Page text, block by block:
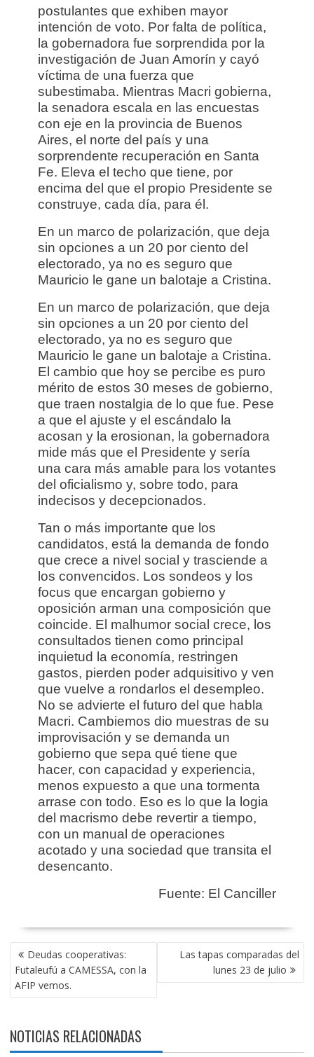
postulantes que exhiben mayor
intención de voto. Por falta de política,
la gobernadora fue sorprendida por la
investigación de Juan Amorín y cayó
víctima de una fuerza que
subestimaba. Mientras Macri gobierna,
la senadora escala en las encuestas
con eje en la provincia de Buenos
Aires, el norte del país y una
sorprendente recuperación en Santa
Fe. Eleva el techo que tiene, por
encima del que el propio Presidente se
construye, cada día, para él.
En un marco de polarización, que deja
sin opciones a un 20 por ciento del
electorado, ya no es seguro que
Mauricio le gane un balotaje a Cristina.
En un marco de polarización, que deja
sin opciones a un 20 por ciento del
electorado, ya no es seguro que
Mauricio le gane un balotaje a Cristina.
El cambio que hoy se percibe es puro
mérito de estos 30 meses de gobierno,
que traen nostalgia de lo que fue. Pese
a que el ajuste y el escándalo la
acosan y la erosionan, la gobernadora
mide más que el Presidente y sería
una cara más amable para los votantes
del oficialismo y, sobre todo, para
indecisos y decepcionados.
Tan o más importante que los
candidatos, está la demanda de fondo
que crece a nivel social y trasciende a
los convencidos. Los sondeos y los
focus que encargan gobierno y
oposición arman una composición que
coincide. El malhumor social crece, los
consultados tienen como principal
inquietud la economía, restringen
gastos, pierden poder adquisitivo y ven
que vuelve a rondarlos el desempleo.
No se advierte el futuro del que habla
Macri. Cambiemos dio muestras de su
improvisación y se demanda un
gobierno que sepa qué tiene que
hacer, con capacidad y experiencia,
menos expuesto a que una tormenta
arrase con todo. Eso es lo que la logia
del macrismo debe revertir a tiempo,
con un manual de operaciones
acotado y una sociedad que transita el
desencanto.
Fuente: El Canciller
NAVEGACIÓN
DE
ENTRADAS
Deudas cooperativas:
Futaleufú a CAMESSA, con la
AFIP vemos.
Las tapas comparadas del
lunes 23 de julio
NOTICIAS RELACIONADAS